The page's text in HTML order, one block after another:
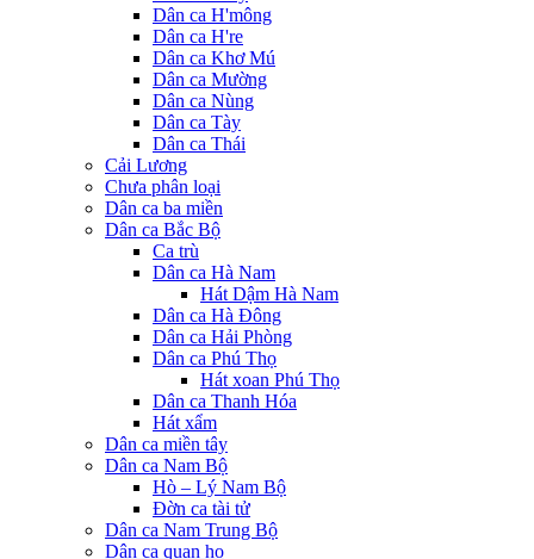
Dân ca H'mông
Dân ca H're
Dân ca Khơ Mú
Dân ca Mường
Dân ca Nùng
Dân ca Tày
Dân ca Thái
Cải Lương
Chưa phân loại
Dân ca ba miền
Dân ca Bắc Bộ
Ca trù
Dân ca Hà Nam
Hát Dậm Hà Nam
Dân ca Hà Đông
Dân ca Hải Phòng
Dân ca Phú Thọ
Hát xoan Phú Thọ
Dân ca Thanh Hóa
Hát xẩm
Dân ca miền tây
Dân ca Nam Bộ
Hò – Lý Nam Bộ
Đờn ca tài tử
Dân ca Nam Trung Bộ
Dân ca quan họ